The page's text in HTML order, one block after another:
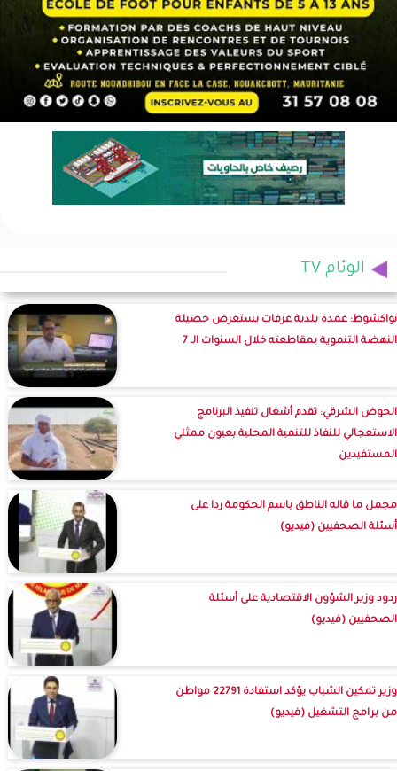
الوئام TV
نواكشوط: عمدة بلدية عرفات يستعرض حصيلة
النهضة التنموية بمقاطعته خلال السنوات الـ 7
الحوض الشرقي: تقدم أشغال تنفيذ البرنامج
الاستعجالي للنفاذ للتنمية المحلية بعيون ممثلي
المستفيدين
مجمل ما قاله الناطق باسم الحكومة ردا على
أسئلة الصحفيين (فيديو)
ردود وزير الشؤون الاقتصادية على أسئلة
الصحفيين (فيديو)
وزير تمكين الشباب يؤكد استفادة 22791 مواطن
من برامج التشغيل (فيديو)